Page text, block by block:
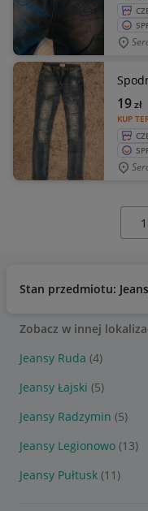
KUP
19zł
Stan przedmiotu:
Zobacz w innej
Jeansy Ruda (4)
Jeansy Łajski (5)
Jeansy Radzymin (5)
Jeansy Legionowo (13)
Jeansy Pułtusk (11)